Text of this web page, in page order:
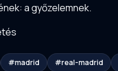
a győzelemnek.
#madrid #real-madrid